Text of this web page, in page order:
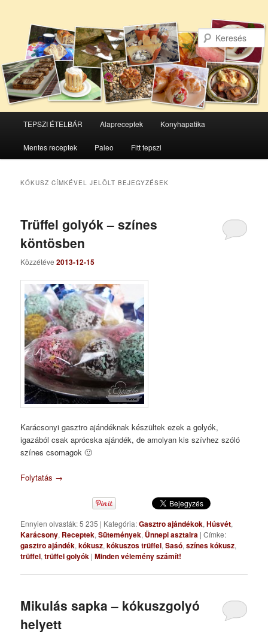
Tovább
az
elsődleges
Tovább
a
másodlagos
TEPSZI ÉTELBÁR Alapreceptek Konyhapatika
Mentes receptek Paleo Fitt tepszi
KÓKUSZ CÍMKÉVEL JELÖLT BEJEGYZÉSEK
Trüffel golyók – színes
köntösben
Közzétéve2013-12-15
Karácsonyi gasztro ajándéknak készültek ezek a golyók,
igazából csak aprócska ajándék, de amolyan kis szívhez szóló
színes csomagok 🙂
Folytatás →
Ennyien olvasták: 5 235 | Kategória:Gasztro ajándékok,Húsvét,
Karácsony, Receptek,Sütemények, Ünnepi asztalra |Címke:
gasztro ajándék,kókusz,kókuszos trüffel,Sasó,színes kókusz,
trüffel,trüffel golyók |Minden vélemény számít!
Mikulás sapka – kókuszgolyó
helyett